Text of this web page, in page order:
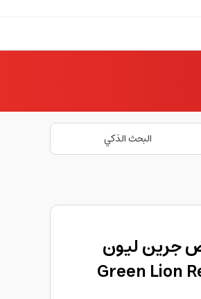
البحث الذكي
جرين ليون
Green Lion